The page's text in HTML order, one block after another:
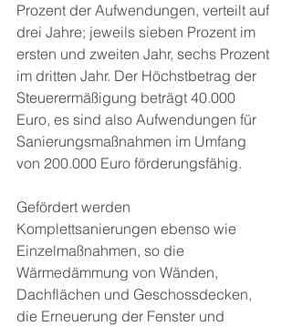
Prozent der Aufwendungen, verteilt auf
drei Jahre; jeweils sieben Prozent im
ersten und zweiten Jahr, sechs Prozent
im dritten Jahr. Der Höchstbetrag der
Steuerermäßigung beträgt 40.000
Euro, es sind also Aufwendungen für
Sanierungsmaßnahmen im Umfang
von 200.000 Euro förderungsfähig.
Gefördert werden
Komplettsanierungen ebenso wie
Einzelmaßnahmen, so die
Wärmedämmung von Wänden,
Dachflächen und Geschossdecken,
die Erneuerung der Fenster und